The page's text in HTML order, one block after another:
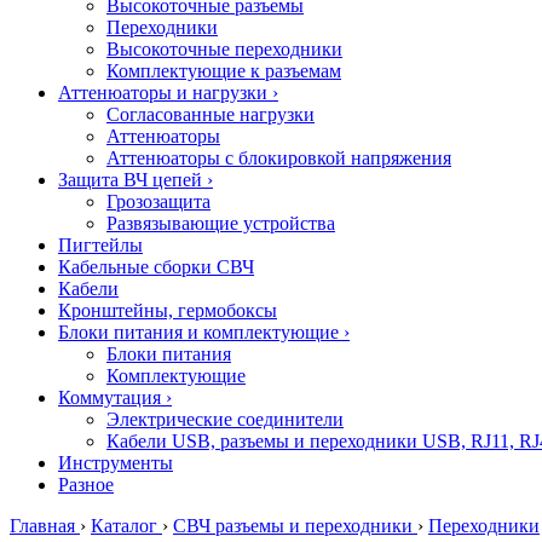
Высокоточные разъемы
Переходники
Высокоточные переходники
Комплектующие к разъемам
Аттенюаторы и нагрузки ›
Согласованные нагрузки
Аттенюаторы
Аттенюаторы с блокировкой напряжения
Защита ВЧ цепей ›
Грозозащита
Развязывающие устройства
Пигтейлы
Кабельные сборки СВЧ
Кабели
Кронштейны, гермобоксы
Блоки питания и комплектующие ›
Блоки питания
Комплектующие
Коммутация ›
Электрические соединители
Кабели USB, разъемы и переходники USB, RJ11,
Инструменты
Разное
Главная › Каталог › СВЧ разъемы и переходники › Переходники